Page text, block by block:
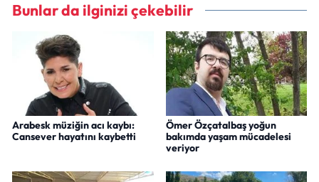
Bunlar da ilginizi çekebilir
Arabesk müziğin acı kaybı:
Cansever hayatını kaybetti
Ömer Özçatalbaş yoğun
bakımda yaşam mücadelesi
veriyor